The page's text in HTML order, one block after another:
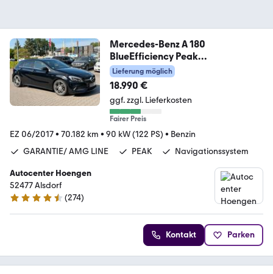
Mercedes-Benz A 180
BlueEfficiency Peak
Garantie*Amg Line*KeyL
Lieferung möglich
18.990 €
ggf. zzgl. Lieferkosten
Fairer Preis
EZ 06/2017• 70.182 km • 90 kW (122 PS) • Benzin
GARANTIE/ AMG LINE
PEAK Navigationssystem
Autocenter Hoengen
52477 Alsdorf
4.5 Sterne
(274)
Kontakt Parken